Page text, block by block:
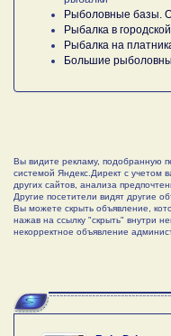
Рыболовные базы.
Рыбалка в
Рыбалка на
Большие
Вы видите рекламу, подобранную
системой Яндекс.Директ с учетом
других сайтов, анализа
Другие посетители видят другие
Вы можете скрыть объявление,
нажав на ссылку "скрыть" внутри
некорректное объявление